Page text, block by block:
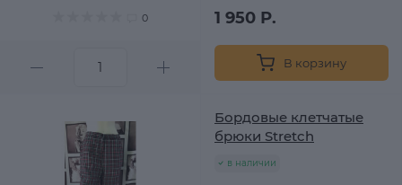
0 1 950 Р.
В корзину
Бордовые клетчатые
брюки Stretch
в наличии